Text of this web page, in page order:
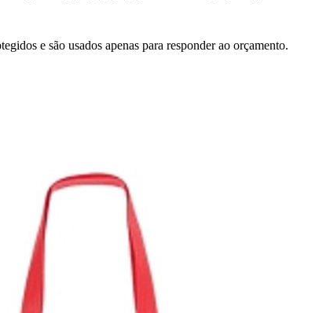
e são usados apenas para responder ao orçamento.